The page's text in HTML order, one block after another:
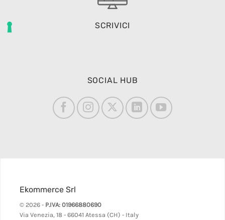
SCRIVICI
SOCIAL HUB
Ekommerce Srl
© 2026 - P.IVA: 01966880690
Via Venezia, 18 - 66041 Atessa (CH) - Italy